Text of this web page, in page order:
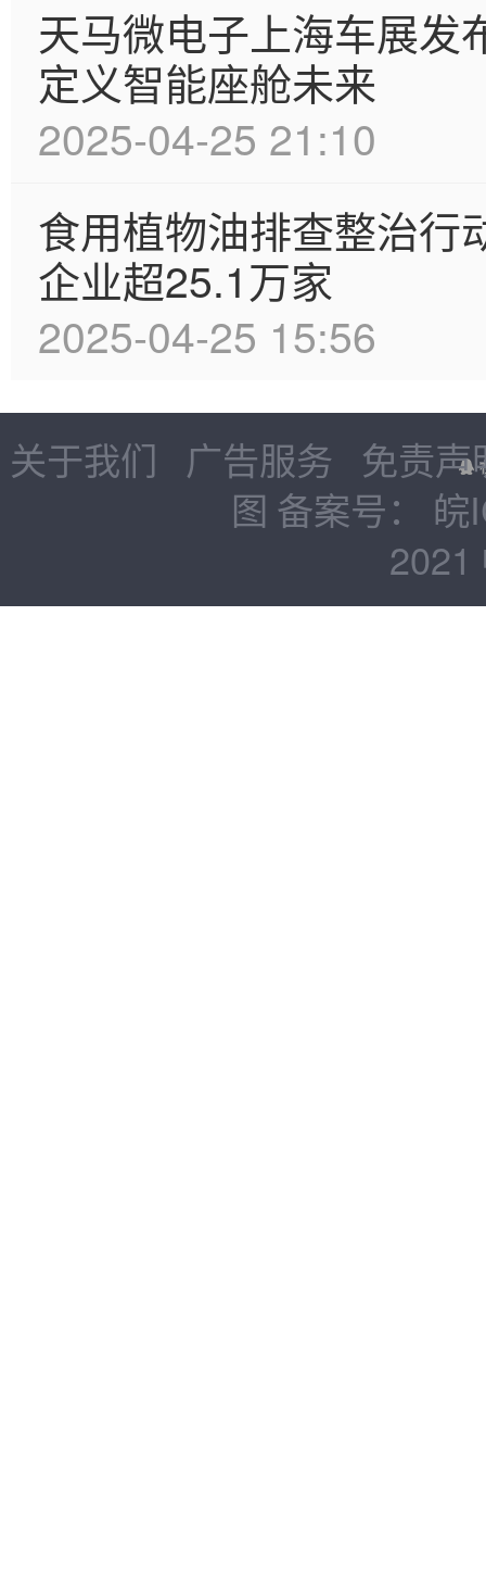
天马微电子上海车展发
定义智能座舱未来
2025-04-25 21:10
食用植物油排查整治行
企业超25.1万家
2025-04-25 15:56
关于我们 广告服务 免责声
图 备案号：
皖
2021